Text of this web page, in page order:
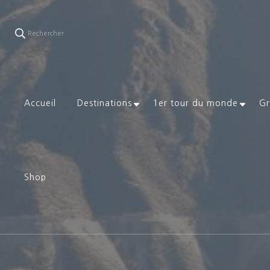
Rechercher
Accueil Destinations 1er tour du monde
Shop